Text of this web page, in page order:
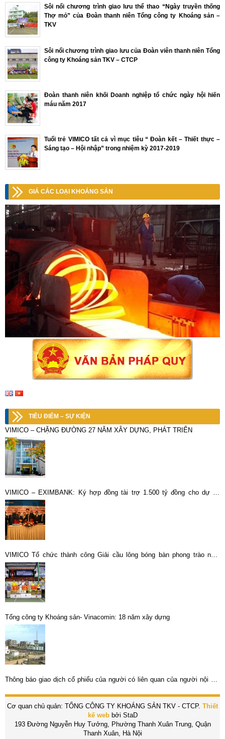
Sôi nổi chương trình giao lưu thể thao “Ngày truyền thống
Thợ mỏ” của Đoàn thanh niên Tổng công ty Khoáng sản –
TKV
Sôi nổi chương trình giao lưu của Đoàn viên thanh niên Tổng
công ty Khoáng sản TKV – CTCP
Đoàn thanh niên khối Doanh nghiệp tổ chức ngày hội hiến
máu năm 2017
Tuổi trẻ VIMICO tất cả vì mục tiêu “ Đoàn kết – Thiết thực –
Sáng tạo – Hội nhập” trong nhiệm kỳ 2017-2019
GIÁ CÁC LOẠI KHOÁNG SẢN
TIÊU ĐIỂM – SỰ KIỆN
VIMICO – CHẶNG ĐƯỜNG 27 NĂM XÂY DỰNG, PHÁT TRIỂN
VIMICO – EXIMBANK: Ký hợp đồng tài trợ 1.500 tỷ đồng cho dự án
“Đầu tư mở rộng nâng công suất khu mỏ tuyển đồng Sin Quyền, Lào Cai”
VIMICO Tổ chức thành công Giải cầu lông bóng bàn phong trào năm
2019
Tổng công ty Khoáng sản- Vinacomin: 18 năm xây dựng
Thông báo giao dịch cổ phiếu của người có liên quan của người nội bộ:
Cơ quan chủ quản: TỔNG CÔNG TY KHOÁNG SẢN TKV - CTCP. Thiết
kế webbởi StaD
193 Đường Nguyễn Huy Tưởng, Phường Thanh Xuân Trung, Quận
Thanh Xuân, Hà Nội